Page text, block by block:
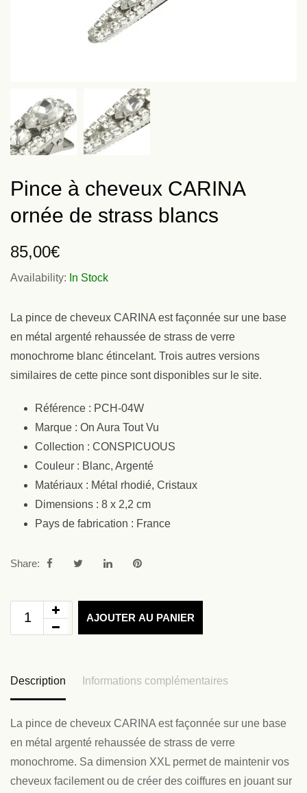
Pince à cheveux CARINA
ornée de strass blancs
85,00€
Availability: In Stock
La pince de cheveux CARINA est façonnée sur une base
en métal argenté rehaussée de strass de verre
monochrome blanc étincelant. Trois autres versions
similaires de cette pince sont disponibles sur le site.
Référence : PCH-04W
Marque : On Aura Tout Vu
Collection : CONSPICUOUS
Couleur : Blanc, Argenté
Matériaux : Métal rhodié, Cristaux
Dimensions : 8 x 2,2 cm
Pays de fabrication : France
Share:
AJOUTER AU PANIER
Description Informations complémentaires
La pince de cheveux CARINA est façonnée sur une base
en métal argenté rehaussée de strass de verre
monochrome. Sa dimension XXL permet de maintenir vos
cheveux facilement ou de créer des coiffures en jouant sur